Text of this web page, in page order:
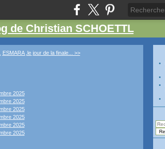
de Christian SCHOETTL
ESMARA ,le jour de la finale... >>